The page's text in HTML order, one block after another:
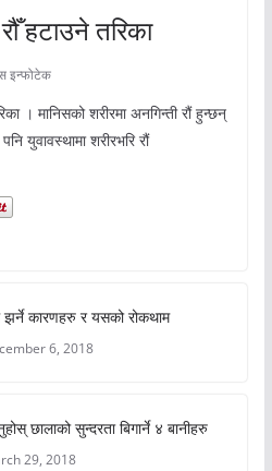
हटाउने तरिका
इन्फोटेक
। मानिसको शरीरमा अनगिन्ती रौं हुन्छन्
युवावस्थामा शरीरभरि रौं
कारणहरु र यसको रोकथाम
6, 2018
छालाको सुन्दरता बिगार्ने ४ बानीहरु
29, 2018